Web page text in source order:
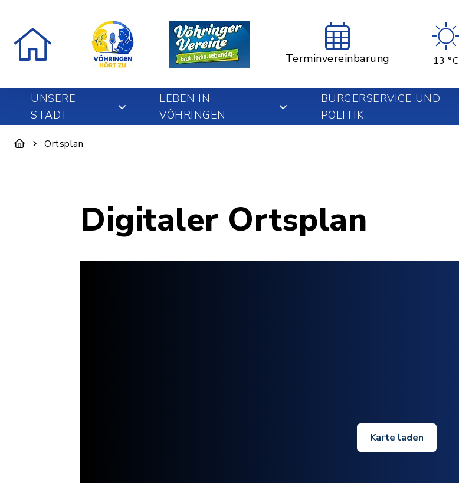
Terminvereinbarung 13 °C
UNSERE
STADT
LEBEN IN
VÖHRINGEN
BÜRGERSERVICE UND
POLITIK
Ortsplan
Digitaler Ortsplan
Karte laden